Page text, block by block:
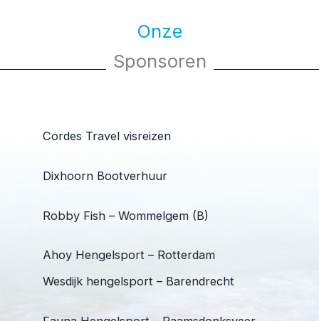
Onze
Sponsoren
Cordes Travel visreizen
Dixhoorn Bootverhuur
Robby Fish – Wommelgem (B)
Ahoy Hengelsport – Rotterdam
Wesdijk hengelsport – Barendrecht